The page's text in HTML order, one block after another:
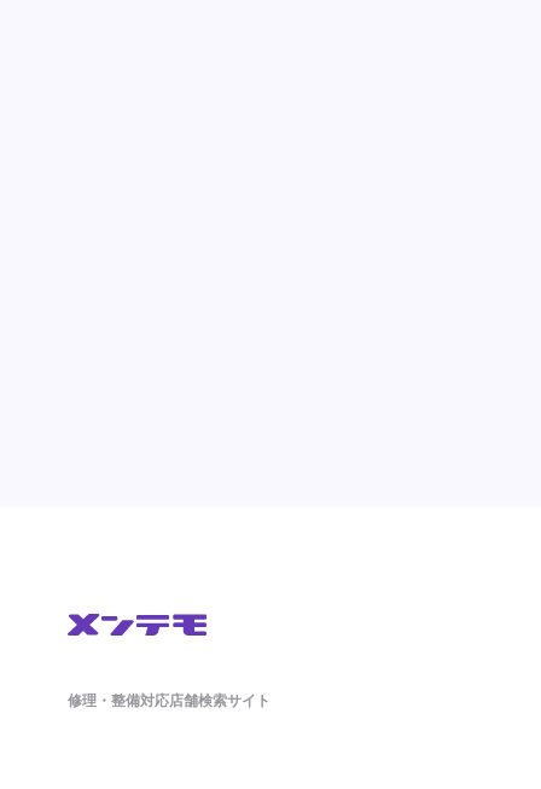
修理・整備対応店舗検索サイト